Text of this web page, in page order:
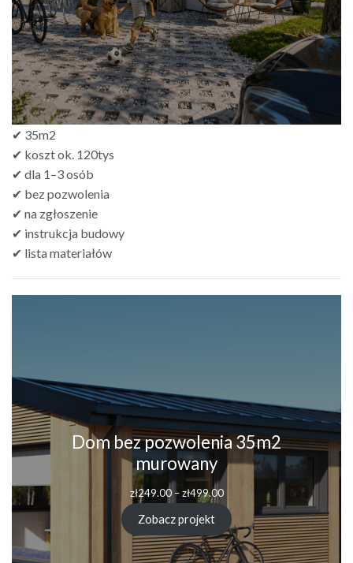
✔ 35m2
✔ koszt ok. 120tys
✔ dla 1–3 osób
✔ bez pozwolenia
✔ na zgłoszenie
✔ instrukcja budowy
✔ lista materiałów
Dom bez pozwolenia 35m2
murowany
zł249.00 – zł499.00Zakres
od
zł249.00
do
zł499.00
Zobacz projekt